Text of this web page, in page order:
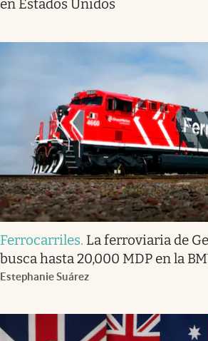
en Estados Unidos
Ferrocarriles. La ferroviaria de
busca hasta 20,000 MDP en la
Estephanie Suárez